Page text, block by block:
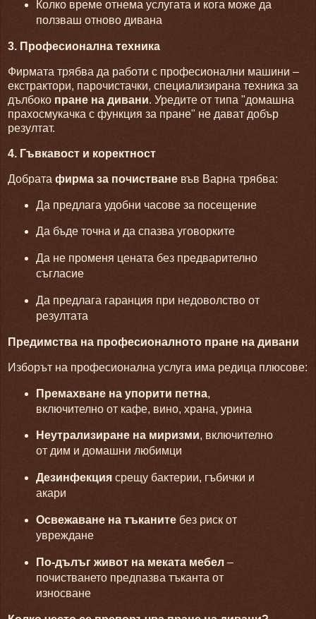
Колко време отнема услугата и кога може да
ползваш отново дивана
3. Професионална техника
Фирмата трябва да работи с професионални машини –
екстрактори, парочистачки, специализирана техника за
дълбоко пране на дивани. Уредите от типа "домашна
прахосмукачка с функция за пране" не дават добър
резултат.
4. Гъвкавост и коректност
Добрата фирма за почистване във Варна трябва:
Да предлага удобни часове за посещение
Да бъде точна и да спазва уговорките
Да не променя цената без предварително
съгласие
Да предлага гаранция при недоволство от
резултата
Предимства на професионалното пране на дивани
Изборът на професионална услуга има редица плюсове:
Премахване на упорити петна,
включително от кафе, вино, храна, урина
Неутрализиране на миризми, включително
от дим и домашни любимци
Дезинфекциясрещу бактерии, гъбички и
акари
Освежаване на тъканитебез риск от
увреждане
По-дълъг живот на меката мебел –
почистването предпазва тъканта от
износване